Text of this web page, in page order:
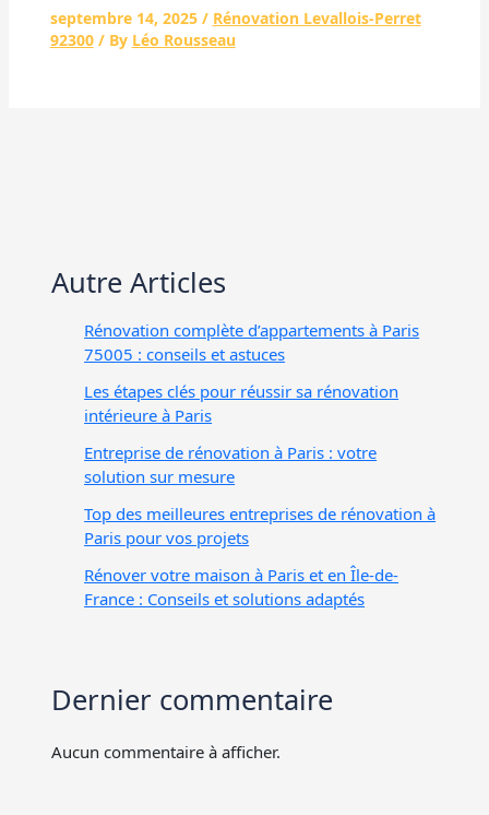
septembre 14, 2025 / Rénovation Levallois-Perret
92300/ By Léo Rousseau
Autre Articles
Rénovation complète d’appartements à Paris
75005 : conseils et astuces
Les étapes clés pour réussir sa rénovation
intérieure à Paris
Entreprise de rénovation à Paris : votre
solution sur mesure
Top des meilleures entreprises de rénovation à
Paris pour vos projets
Rénover votre maison à Paris et en Île-de-
France : Conseils et solutions adaptés
Dernier commentaire
Aucun commentaire à afficher.